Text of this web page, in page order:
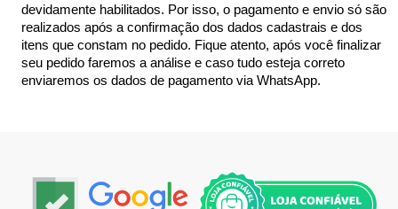
devidamente habilitados. Por isso, o pagamento e envio só são
realizados após a confirmação dos dados cadastrais e dos
itens que constam no pedido. Fique atento, após você finalizar
seu pedido faremos a análise e caso tudo esteja correto
enviaremos os dados de pagamento via WhatsApp.